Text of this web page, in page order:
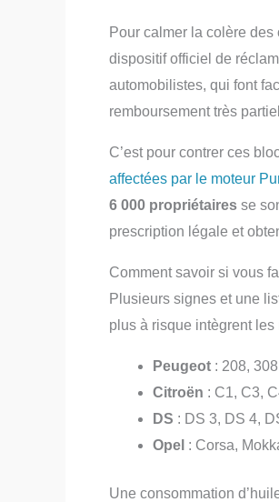
Pour calmer la colère
dispositif officiel de
automobilistes, qui font
remboursement très
C’est pour contrer ces
affectées par le moteur
6 000 propriétaires se
prescription légale et
Comment savoir si vous
Plusieurs signes et une
plus à risque intègrent
Peugeot : 208,
Citroën : C1, C3,
DS : DS 3, DS 4,
Opel : Corsa,
Une consommation